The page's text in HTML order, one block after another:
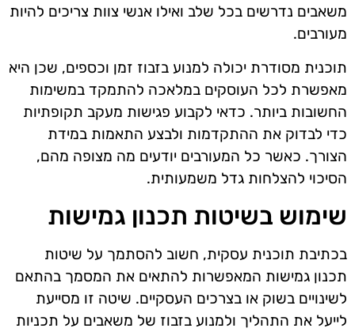
משאבים נדרשים בכל שלב ואילו אנשי צוות צריכים להיות
מעורבים.
תוכנית מסודרת יכולה למנוע בזבוז זמן וכספים, שכן היא
מאפשרת לכל העוסקים במלאכה להתמקד במשימות
החשובות ביותר. כדאי לקבוע פגישות מעקב תקופתיות
כדי לבדוק את ההתקדמות ולבצע התאמות במידת
הצורך. כאשר כל המעורבים יודעים מה מצופה מהם,
הסיכוי להצלחות גדל משמעותית.
שימוש בשיטות תכנון גמישות
בכתיבת תוכנית עסקית, חשוב להסתמך על שיטות
תכנון גמישות המאפשרות להתאים את המסמך בהתאם
לשינויים בשוק או בצרכים העסקיים. שיטה זו מסייעת
לייעל את התהליך ולמנוע בזבוז של משאבים על תכניות